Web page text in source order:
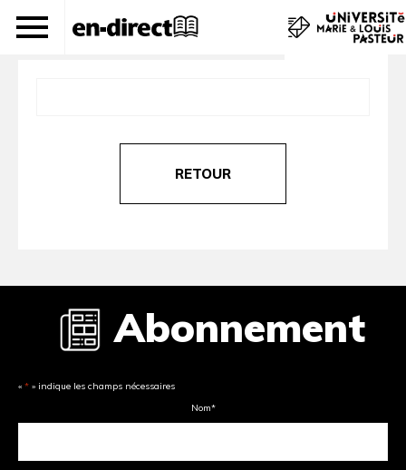
journal 266
RETOUR
Abonnement
« * » indique les champs nécessaires
Nom*